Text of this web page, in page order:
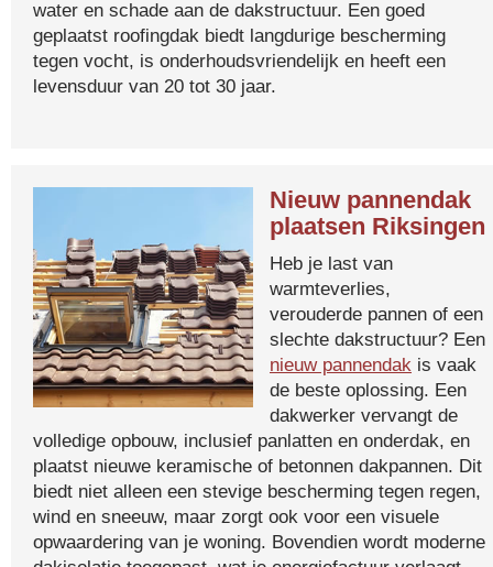
water en schade aan de dakstructuur. Een goed
geplaatst roofingdak biedt langdurige bescherming
tegen vocht, is onderhoudsvriendelijk en heeft een
levensduur van 20 tot 30 jaar.
Nieuw pannendak
plaatsen Riksingen
Heb je last van
warmteverlies,
verouderde pannen of een
slechte dakstructuur? Een
nieuw pannendak is vaak
de beste oplossing. Een
dakwerker vervangt de
volledige opbouw, inclusief panlatten en onderdak, en
plaatst nieuwe keramische of betonnen dakpannen. Dit
biedt niet alleen een stevige bescherming tegen regen,
wind en sneeuw, maar zorgt ook voor een visuele
opwaardering van je woning. Bovendien wordt moderne